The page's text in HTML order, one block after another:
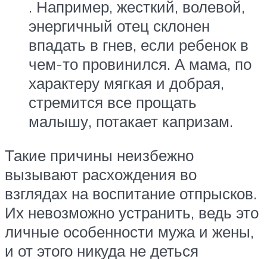
. Например, жесткий, волевой,
энергичный отец склонен
впадать в гнев, если ребенок в
чем-то провинился. А мама, по
характеру мягкая и добрая,
стремится все прощать
малышу, потакает капризам.
Такие причины неизбежно
вызывают расхождения во
взглядах на воспитание отпрысков.
Их невозможно устранить, ведь это
личные особенности мужа и жены,
и от этого никуда не деться